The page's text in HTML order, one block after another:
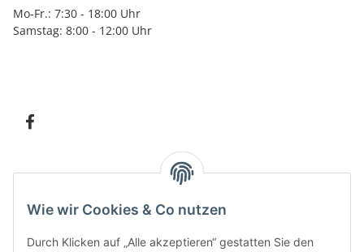
Mo-Fr.: 7:30 - 18:00 Uhr
Samstag: 8:00 - 12:00 Uhr
Wie wir Cookies & Co nutzen
Durch Klicken auf „Alle akzeptieren“ gestatten Sie den